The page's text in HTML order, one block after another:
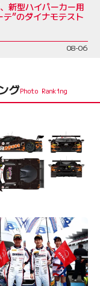
新型ハイパーカー用
”のダイナモテスト
08-06
グ